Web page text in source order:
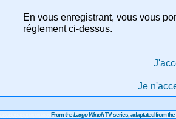
En vous enregistrant, vous vous
réglement ci-dessus.
Je
From theLargo WinchTV series, adaptated from